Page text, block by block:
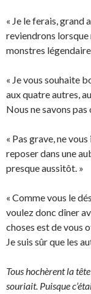
« Je le ferais, grand
reviendrons lorsque
monstres
« Je vous souhaite
aux quatre autres,
Nous ne savons pas
« Pas grave, ne
reposer dans une
presque aussitôt. »
« Comme vous le
voulez donc dîner
choses est de vous
Je suis sûr que les
Tous hochèrent la
souriait. Puisque